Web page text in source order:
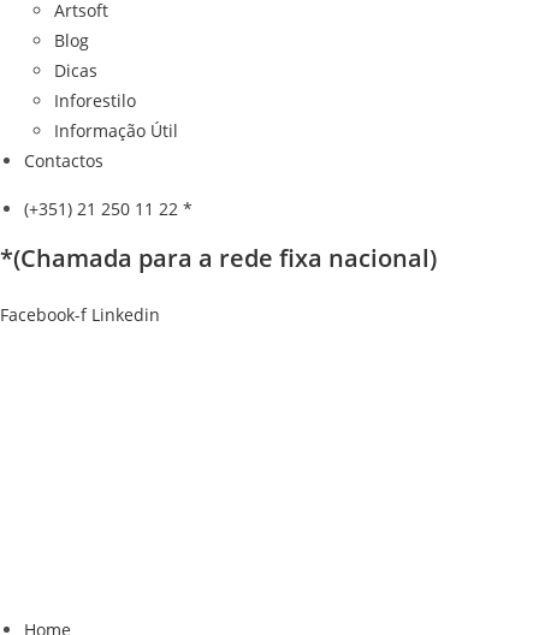
Artsoft
Blog
Dicas
Inforestilo
Informação Útil
Contactos
(+351) 21 250 11 22 *
*(Chamada para a rede fixa nacional)
Facebook-f Linkedin
Home